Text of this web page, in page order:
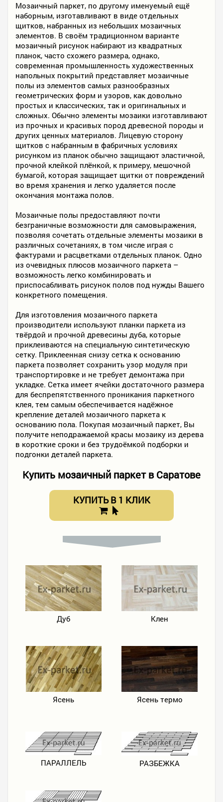
КОНТАКТЫ
ПОЛЕЗНОЕ
Мозаичный паркет, по другому именуемый ещё
наборным, изготавливают в виде отдельных
щитков, набранных из небольших мозаичных
элементов. В своём традиционном варианте
мозаичный рисунок набирают из квадратных
планок, часто схожего размера, однако,
современная промышленность художественных
напольных покрытий представляет мозаичные
полы из элементов самых разнообразных
геометрических форм и узоров, как довольно
простых и классических, так и оригинальных и
сложных. Обычно элементы мозаики изготавливают
из прочных и красивых пород древесной породы и
других ценных материалов. Лицевую сторону
щитков с набранным в фабричных условиях
рисунком из планок обычно защищают эластичной,
прочной клейкой плёнкой, к примеру, мешочной
бумагой, которая защищает щитки от повреждений
во время хранения и легко удаляется после
окончания монтажа полов.
Мозаичные полы предоставляют почти
безграничные возможности для самовыражения,
позволяя сочетать отдельные элементы мозаики в
различных сочетаниях, в том числе играя с
фактурами и расцветками отдельных планок. Одно
из очевидных плюсов мозаичного паркета –
возможность легко комбинировать и
приспосабливать рисунок полов под нужды Вашего
конкретного помещения.
Для изготовления мозаичного паркета
производители используют планки паркета из
твёрдой и прочной древесины дуба, которые
приклеиваются на специальную синтетическую
сетку. Приклеенная снизу сетка к основанию
паркета позволяет сохранить узор модуля при
транспортировке и не требует демонтажа при
укладке. Сетка имеет ячейки достаточного размера
для беспрепятственного проникания паркетного
клея, тем самым обеспечивается надёжное
крепление деталей мозаичного паркета к
основанию пола. Покупая мозаичный паркет, Вы
получите неподражаемой красы мозаику из дерева
в короткие сроки и без трудоёмкой подборки и
подгонки деталей паркета.
Купить мозаичный паркет в Саратове
КУПИТЬ В 1 КЛИК
Дуб Клен
Ясень Ясень термо
ПАРАЛЛЕЛЬ РАЗБЕЖКА